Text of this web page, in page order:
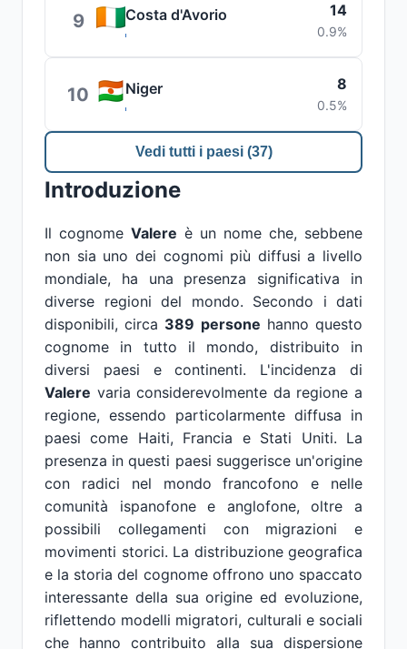
9 Costa d'Avorio 14
0.9%
10 Niger 8
0.5%
Vedi tutti i paesi (37)
Introduzione
Il cognome Valere è un nome che, sebbene
non sia uno dei cognomi più diffusi a livello
mondiale, ha una presenza significativa in
diverse regioni del mondo. Secondo i dati
disponibili, circa 389 persone hanno questo
cognome in tutto il mondo, distribuito in
diversi paesi e continenti. L'incidenza di
Valere varia considerevolmente da regione a
regione, essendo particolarmente diffusa in
paesi come Haiti, Francia e Stati Uniti. La
presenza in questi paesi suggerisce un'origine
con radici nel mondo francofono e nelle
comunità ispanofone e anglofone, oltre a
possibili collegamenti con migrazioni e
movimenti storici. La distribuzione geografica
e la storia del cognome offrono uno spaccato
interessante della sua origine ed evoluzione,
riflettendo modelli migratori, culturali e sociali
che hanno contribuito alla sua dispersione